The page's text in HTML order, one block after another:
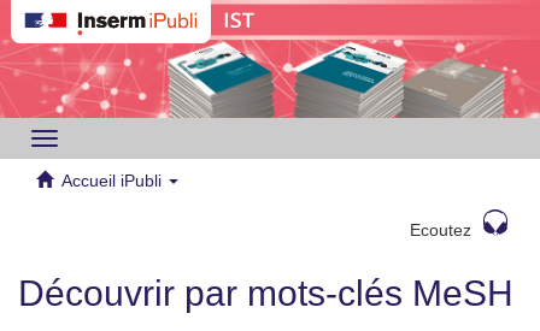
Toggle
navigation
Accueil iPubli
Ecoutez
Découvrir par mots-clés MeSH